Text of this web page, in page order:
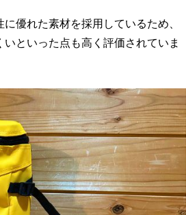
優れた素材を採用しているため、
といった点も高く評価されていま